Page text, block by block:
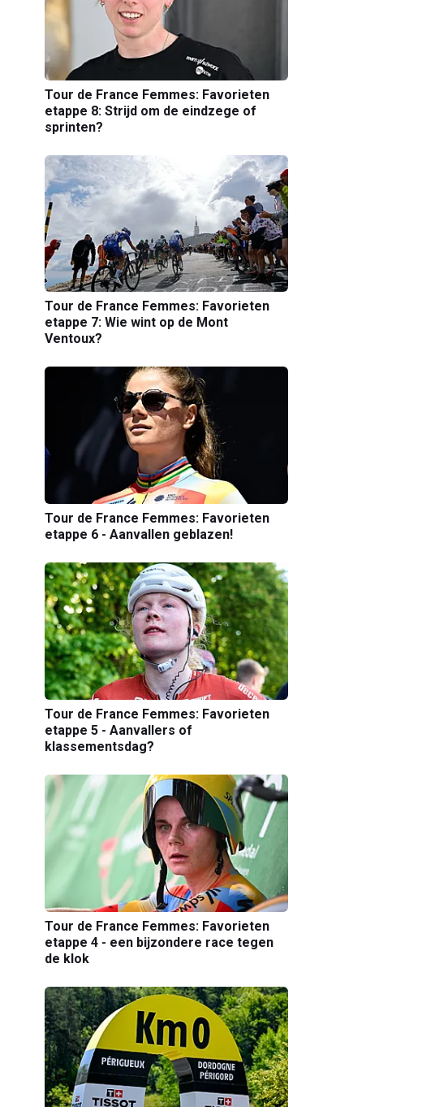
Tour de France Femmes: Favorieten
etappe 8: Strijd om de eindzege of
sprinten?
Tour de France Femmes: Favorieten
etappe 7: Wie wint op de Mont
Ventoux?
Tour de France Femmes: Favorieten
etappe 6 - Aanvallen geblazen!
Tour de France Femmes: Favorieten
etappe 5 - Aanvallers of
klassementsdag?
Tour de France Femmes: Favorieten
etappe 4 - een bijzondere race tegen
de klok